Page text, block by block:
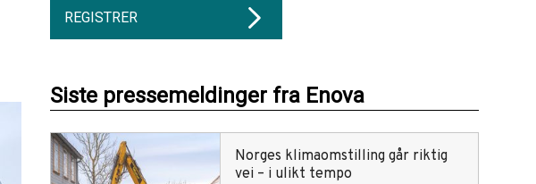
REGISTRER
Siste pressemeldinger fra Enova
Norges klimaomstilling går riktig
vei – i ulikt tempo